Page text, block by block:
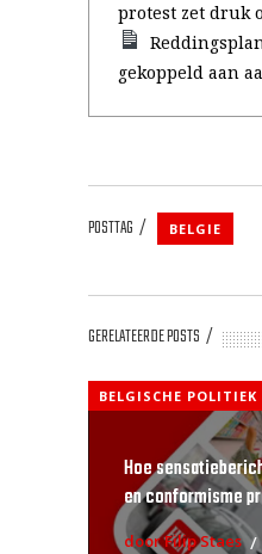
protest zet druk
gekoppeld aan
POSTTAG BELGIE
GERELATEERDE POSTS
BELGISCHE POLITIEK
Hoe
en conformisme
door Filip Staes